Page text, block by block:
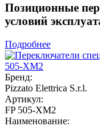
Позиционные
условий
Подробнее
Бренд:
Pizzato Elettrica S.r.l.
Артикул:
FP 505-XM2
Наименование: